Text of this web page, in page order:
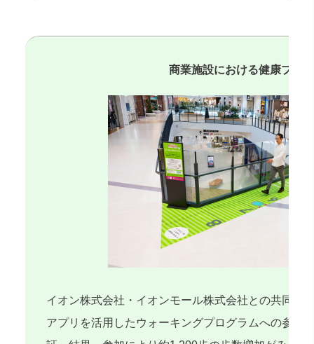
商業施設における健康プロ
イオン株式会社・イオンモール株式会社との共同研
アプリを活用したウォーキングプログラムへの参加